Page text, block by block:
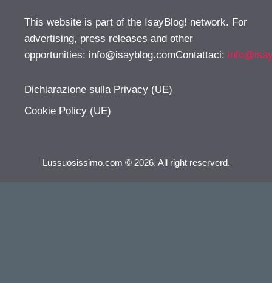
This website is part of the IsayBlog! network. For
advertising, press releases and other
opportunities: info@isayblog.comContattaci:
Dichiarazione sulla Privacy (UE)
Cookie Policy (UE)
Lussuosissimo.com © 2026. All right reserverd.